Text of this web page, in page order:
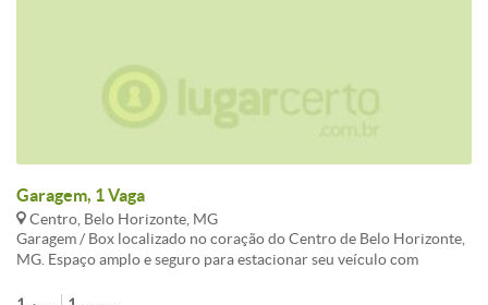
Garagem, 1 Vaga
Centro, Belo Horizonte, MG
Garagem / Box localizado no coração do Centro de Belo Horizonte,
MG. Espaço amplo e seguro para estacionar seu veículo com
restaurantes e serviços, facilitando o seu dia a dia. Acesso fácil e